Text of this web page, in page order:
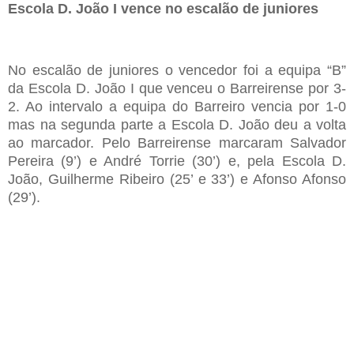
Escola D. João I vence no escalão de juniores
No escalão de juniores o vencedor foi a equipa “B”
da Escola D. João I que venceu o Barreirense por 3-
2. Ao intervalo a equipa do Barreiro vencia por 1-0
mas na segunda parte a Escola D. João deu a volta
ao marcador. Pelo Barreirense marcaram Salvador
Pereira (9’) e André Torrie (30’) e, pela Escola D.
João, Guilherme Ribeiro (25’ e 33’) e Afonso Afonso
(29’).